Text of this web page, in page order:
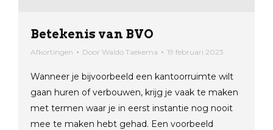
Betekenis van BVO
Afkortingen Door Waldo Taekema 19 februari 2023
Wanneer je bijvoorbeeld een kantoorruimte wilt
gaan huren of verbouwen, krijg je vaak te maken
met termen waar je in eerst instantie nog nooit
mee te maken hebt gehad. Een voorbeeld